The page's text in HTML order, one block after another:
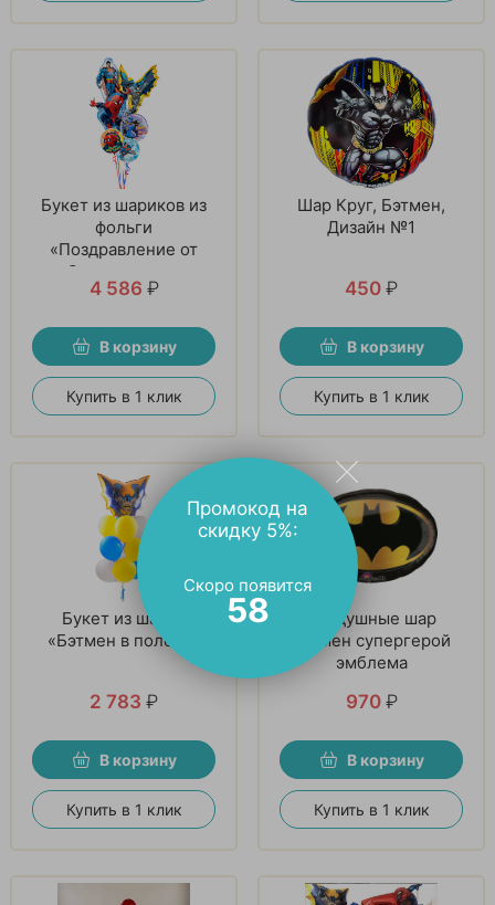
Букет из шариков из
фольги
«Поздравление от
Супергероев»
4 586 ₽
В корзину
Купить в 1 клик
Шар Круг, Бэтмен,
Дизайн №1
450 ₽
В корзину
Купить в 1 клик
Букет из шаров
«Бэтмен в полете»
2 783 ₽
В корзину
Купить в 1 клик
Воздушные шар
Бэтмен супергерой
эмблема
970 ₽
В корзину
Купить в 1 клик
Промокод на
скидку 5%:
Скоро появится
57